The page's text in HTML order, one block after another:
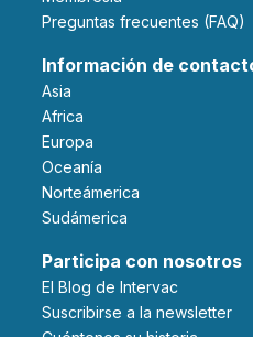
Preguntas frecuentes (FAQ)
Información de
Asia
Africa
Europa
Oceanía
Norteámerica
Sudámerica
Participa con nosotros
El Blog de Intervac
Suscribirse a la newsletter